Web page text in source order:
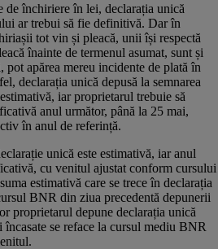
de închiriere în lei, declarația unică
ar trebui să fie definitivă. Dar în
tot vin și pleacă, unii își respectă
înainte de termenul asumat, sunt și
apărea mereu incidente de plată în
declarația unică depusă la semnarea
iar proprietarul trebuie să
anul următor, până la 25 mai,
în anul de referință.
unică este estimativă, iar anul
cu venitul ajustat conform cursului
estimativă care se trece în declarația
BNR din ziua precedentă depunerii
proprietarul depune declarația unică
se reface la cursul mediu BNR